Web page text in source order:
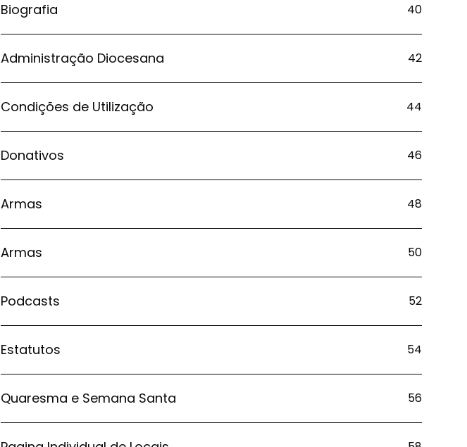
Biografia 40
Administração Diocesana 42
Condições de Utilização 44
Donativos 46
Armas 48
Armas 50
Podcasts 52
Estatutos 54
Quaresma e Semana Santa 56